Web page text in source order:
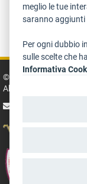
Zugänglichkeit
Art Bonus
© 2014 - 2026
Abteilung Kultur,
meglio le tue
saranno aggiunti
Per ogni dubbio
sulle scelte che
Informativa